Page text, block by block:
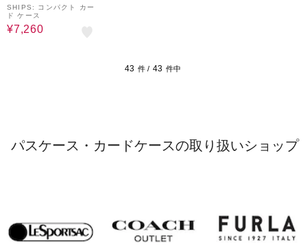
SHIPS: コンパクト カー
ド ケース
¥7,260
43 件 / 43 件中
パスケース・カードケースの取り扱いショップ